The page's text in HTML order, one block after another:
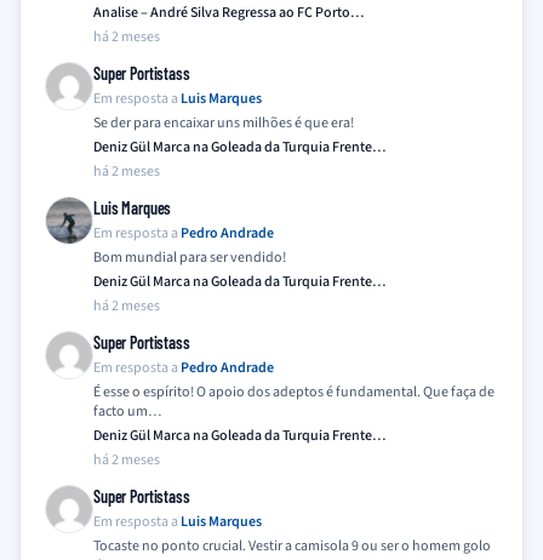
Analise – André Silva Regressa ao FC Porto…
há 2 meses
Super Portistass
Em resposta a Luis Marques
Se der para encaixar uns milhões é que era!
Deniz Gül Marca na Goleada da Turquia Frente…
há 2 meses
Luis Marques
Em resposta a Pedro Andrade
Bom mundial para ser vendido!
Deniz Gül Marca na Goleada da Turquia Frente…
há 2 meses
Super Portistass
Em resposta a Pedro Andrade
É esse o espírito! O apoio dos adeptos é fundamental. Que faça de
facto um…
Deniz Gül Marca na Goleada da Turquia Frente…
há 2 meses
Super Portistass
Em resposta a Luis Marques
Tocaste no ponto crucial. Vestir a camisola 9 ou ser o homem golo